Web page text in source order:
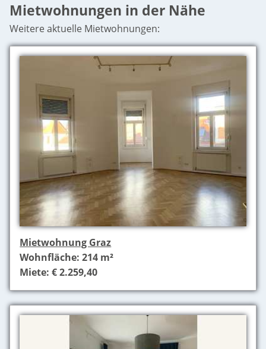
Mietwohnungen in der Nähe
Weitere aktuelle Mietwohnungen:
Mietwohnung Graz
Wohnfläche: 214 m²
Miete: € 2.259,40